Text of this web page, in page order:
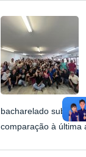
bacharelado subiu de
comparação à última